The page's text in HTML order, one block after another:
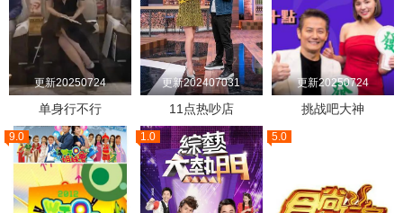
更新20250724
单身行不行
更新202407031
11点热吵店
更新20250724
挑战吧大神
9.0 1.0 5.0